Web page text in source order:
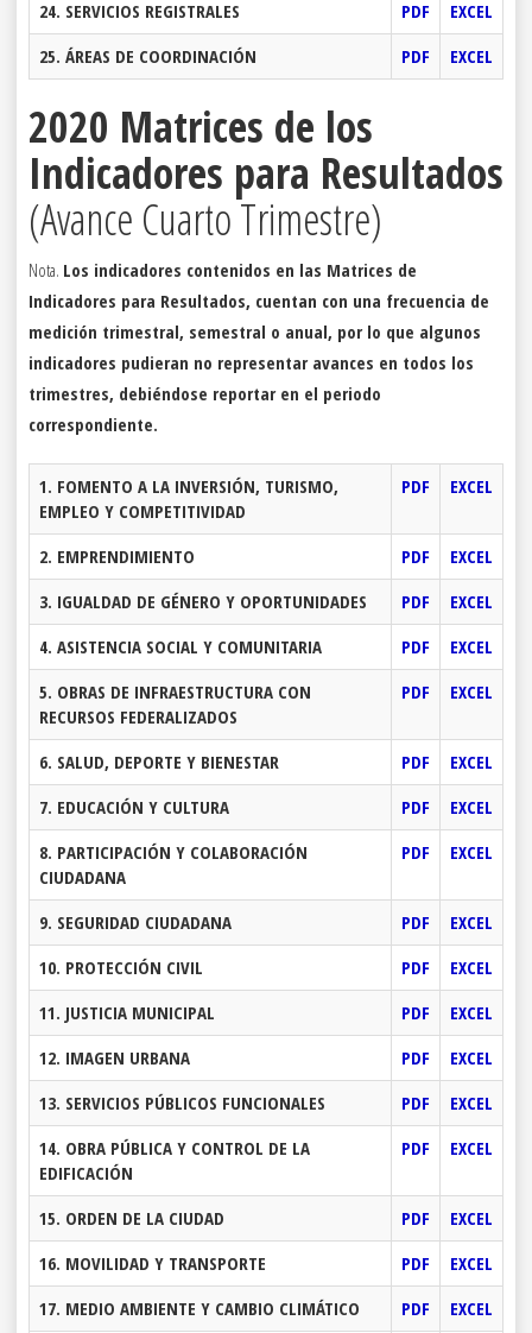
24. SERVICIOS REGISTRALES
PDF
EXCEL
25. ÁREAS DE COORDINACIÓN
PDF EXCEL
2020 Matrices de los
Indicadores para Resultados
(Avance Cuarto Trimestre)
Nota. Los indicadores contenidos en las Matrices de
Indicadores para Resultados, cuentan con una frecuencia de
medición trimestral, semestral o anual, por lo que algunos
indicadores pudieran no representar avances en todos los
trimestres, debiéndose reportar en el periodo
correspondiente.
1. FOMENTO A LA INVERSIÓN, TURISMO,
EMPLEO Y COMPETITIVIDAD
PDF EXCEL
2. EMPRENDIMIENTO PDF
EXCEL
3. IGUALDAD DE GÉNERO Y OPORTUNIDADES
PDF
EXCEL
4. ASISTENCIA SOCIAL Y COMUNITARIA
PDF
EXCEL
5. OBRAS DE INFRAESTRUCTURA CON
RECURSOS FEDERALIZADOS
PDF EXCEL
6. SALUD, DEPORTE Y BIENESTAR PDF
EXCEL
7. EDUCACIÓN Y CULTURA
PDF
EXCEL
8. PARTICIPACIÓN Y COLABORACIÓN
CIUDADANA
PDF EXCEL
9. SEGURIDAD CIUDADANA PDF
EXCEL
10. PROTECCIÓN CIVIL
PDF
EXCEL
11. JUSTICIA MUNICIPAL
PDF
EXCEL
12. IMAGEN URBANA
PDF
EXCEL
13. SERVICIOS PÚBLICOS FUNCIONALES
PDF
EXCEL
14. OBRA PÚBLICA Y CONTROL DE LA
EDIFICACIÓN
PDF EXCEL
15. ORDEN DE LA CIUDAD PDF
EXCEL
16. MOVILIDAD Y TRANSPORTE
PDF
EXCEL
17. MEDIO AMBIENTE Y CAMBIO CLIMÁTICO
PDF EXCEL